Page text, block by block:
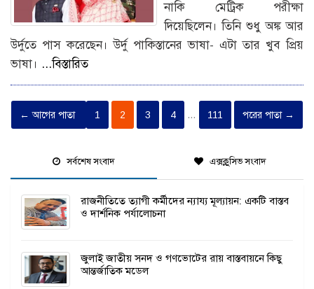
নাকি মেট্রিক পরীক্ষা
দিয়েছিলেন। তিনি শুধু অঙ্ক আর
উর্দুতে পাস করেছেন। উর্দু পাকিস্তানের ভাষা- এটা তার খুব প্রিয়
ভাষা। ...বিস্তারিত
← আগের পাতা 1 2 3 4 … 111 পরের পাতা →
সর্বশেষ সংবাদ এক্সক্লুসিভ সংবাদ
রাজনীতিতে ত্যাগী কর্মীদের ন্যায্য মূল্যায়ন: একটি বাস্তব
ও দার্শনিক পর্যালোচনা
জুলাই জাতীয় সনদ ও গণভোটের রায় বাস্তবায়নে কিছু
আন্তর্জাতিক মডেল